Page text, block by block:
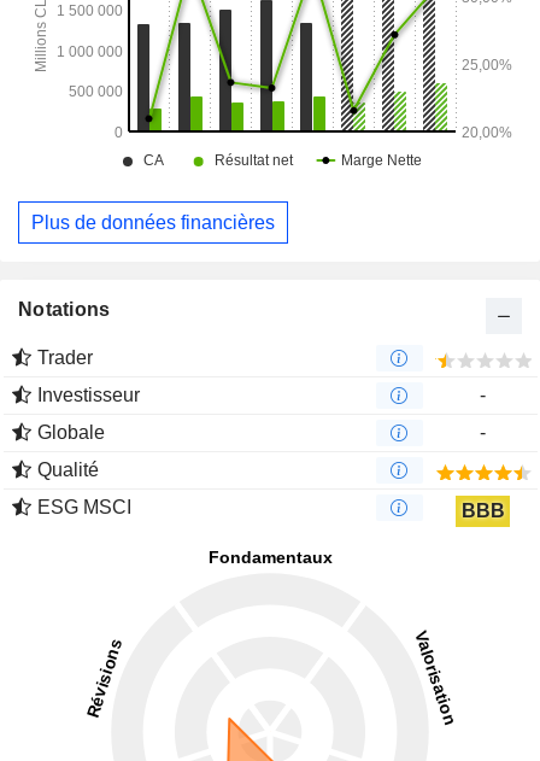
Plus de données financières
Notations
Trader
Investisseur
-
Globale
-
Qualité
ESG MSCI
BBB